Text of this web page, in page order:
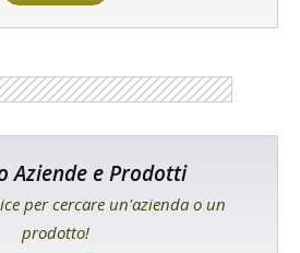
Aziende e Prodotti
per cercare un'azienda o un
prodotto!